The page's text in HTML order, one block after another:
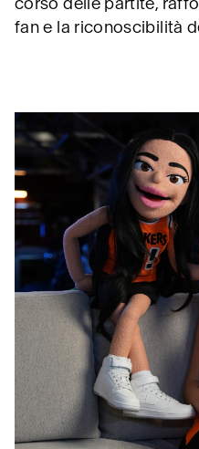
fan e la riconoscibilità